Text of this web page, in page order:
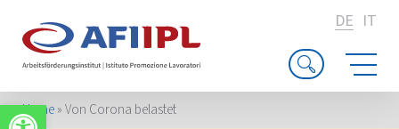
Werkzeugleiste öffnen
DE IT
Home»Von Corona belastet